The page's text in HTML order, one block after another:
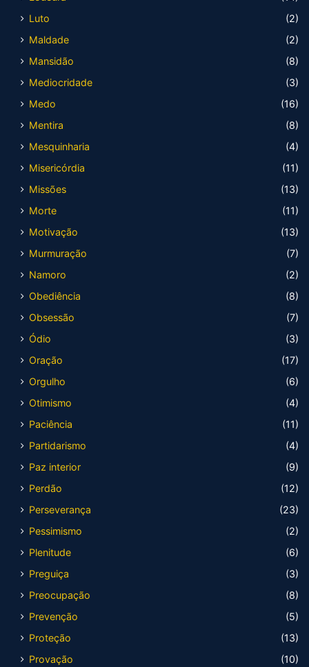
Luto
(2)
Maldade
(2)
Mansidão
(8)
Mediocridade
(3)
Medo
(16)
Mentira
(8)
Mesquinharia
(4)
Misericórdia
(11)
Missões
(13)
Morte
(11)
Motivação
(13)
Murmuração
(7)
Namoro
(2)
Obediência
(8)
Obsessão
(7)
Ódio
(3)
Oração
(17)
Orgulho
(6)
Otimismo
(4)
Paciência
(11)
Partidarismo
(4)
Paz interior
(9)
Perdão
(12)
Perseverança
(23)
Pessimismo
(2)
Plenitude
(6)
Preguiça
(3)
Preocupação
(8)
Prevenção
(5)
Proteção
(13)
Provação
(10)